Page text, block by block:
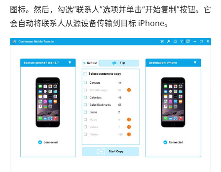
图标。然后，勾选“联系人”选项并单击“开始复制”按钮。它
会自动将联系人从源设备传输到目标 iPhone。